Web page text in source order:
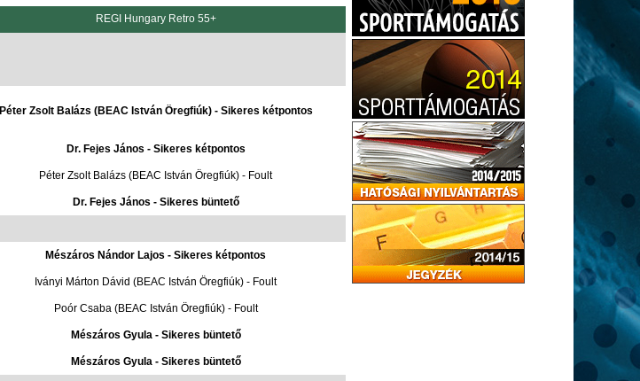
REGI Hungary Retro 55+
Péter Zsolt Balázs (BEAC István Öregfiúk) - Sikeres kétpontos
Dr. Fejes János - Sikeres kétpontos
Péter Zsolt Balázs (BEAC István Öregfiúk) - Foult
Dr. Fejes János - Sikeres büntető
Mészáros Nándor Lajos - Sikeres kétpontos
Iványi Márton Dávid (BEAC István Öregfiúk) - Foult
Poór Csaba (BEAC István Öregfiúk) - Foult
Mészáros Gyula - Sikeres büntető
Mészáros Gyula - Sikeres büntető